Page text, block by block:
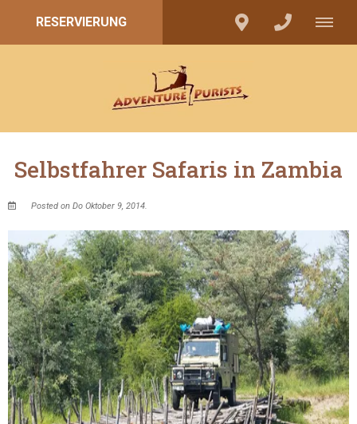
RESERVIERUNG
Selbstfahrer Safaris in Zambia
Posted on Do Oktober 9, 2014.